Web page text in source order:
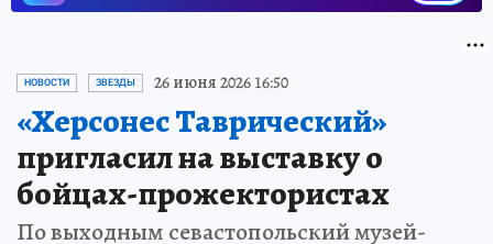
НОВОСТИ ЗВЕЗДЫ 26 июня 2026 16:50
«Херсонес Таврический»
пригласил на выставку о
бойцах-прожектористах
По выходным севастопольский музей-